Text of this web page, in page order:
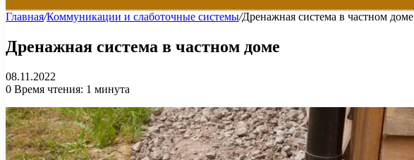
Главная/Коммуникации и слаботочные системы/Дренажная система в частном доме
Дренажная система в частном доме
08.11.2022
0 Время чтения: 1 минута